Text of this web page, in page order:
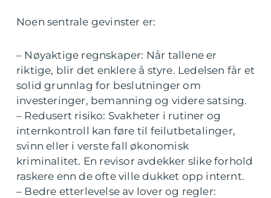
Noen sentrale gevinster er:
– Nøyaktige regnskaper: Når tallene er
riktige, blir det enklere å styre. Ledelsen får et
solid grunnlag for beslutninger om
investeringer, bemanning og videre satsing.
– Redusert risiko: Svakheter i rutiner og
internkontroll kan føre til feilutbetalinger,
svinn eller i verste fall økonomisk
kriminalitet. En revisor avdekker slike forhold
raskere enn de ofte ville dukket opp internt.
– Bedre etterlevelse av lover og regler: